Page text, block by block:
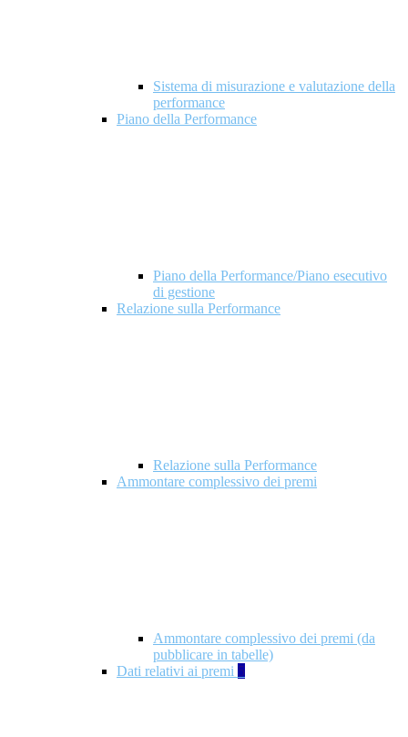
Sistema di misurazione e valutazione della
performance
Piano della Performance
Piano della Performance/Piano esecutivo
di gestione
Relazione sulla Performance
Relazione sulla Performance
Ammontare complessivo dei premi
Ammontare complessivo dei premi (da
pubblicare in tabelle)
Dati relativi ai premi 5